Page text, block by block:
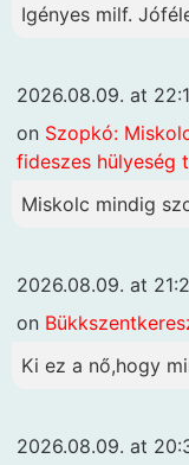
Igényes milf.
2026.08.09. at
on Szopkó:
fideszes hülyeség
Miskolc mindig
2026.08.09. at
on
Ki ez a nő,hogy
2026.08.09. at